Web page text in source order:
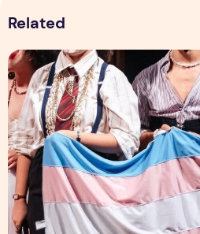
Related
Entre palcos e invisibilidade: